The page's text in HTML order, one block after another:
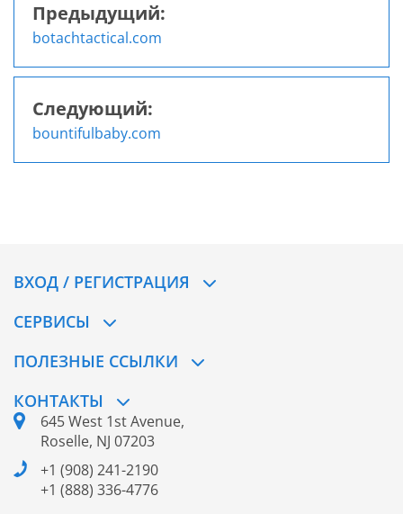
Навигация
по
записям
Предыдущий:
botachtactical.com
Следующий:
bountifulbaby.com
ВХОД / РЕГИСТРАЦИЯ
СЕРВИСЫ
ПОЛЕЗНЫЕ ССЫЛКИ
КОНТАКТЫ
645 West 1st Avenue,
Roselle, NJ 07203
+1 (908) 241-2190
+1 (888) 336-4776